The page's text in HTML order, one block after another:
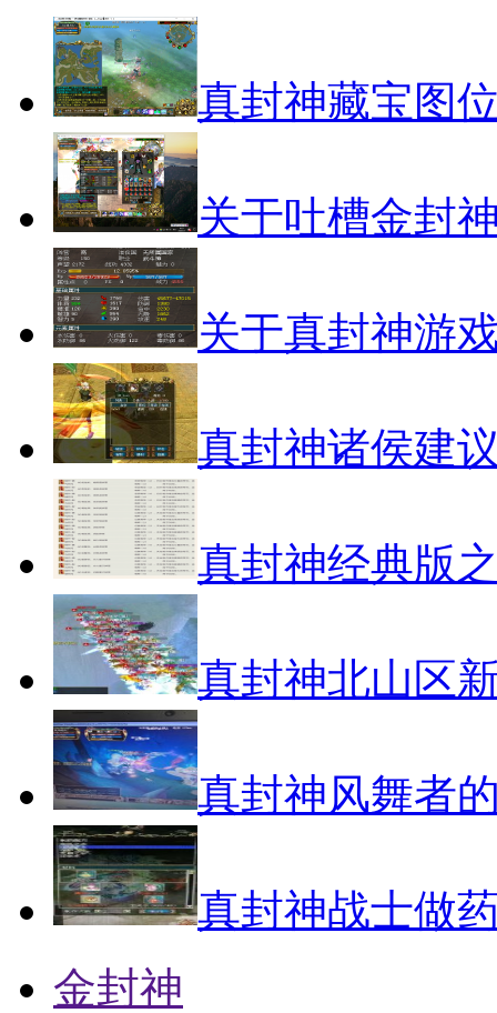
真封神藏宝图
关于吐槽金封
关于真封神游
真封神诸侯建
真封神经典版
真封神北山区
真封神风舞者
真封神战士做
金封神